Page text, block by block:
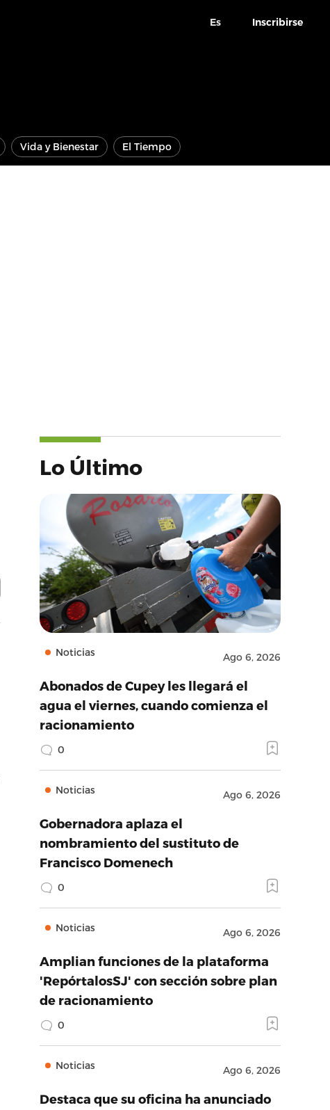
Es Inscribirse
Vida y Bienestar El Tiempo
Lo Último
Noticias Ago 6, 2026
Abonados de Cupey les llegará el
agua el viernes, cuando comienza el
racionamiento
0
Noticias Ago 6, 2026
Gobernadora aplaza el
nombramiento del sustituto de
Francisco Domenech
0
Noticias Ago 6, 2026
Amplian funciones de la plataforma
'RepórtalosSJ' con sección sobre plan
de racionamiento
0
Noticias Ago 6, 2026
Destaca que su oficina ha anunciado